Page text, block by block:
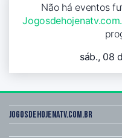
Não há eventos
sáb., 08
Jogosdehojenatv.com.br